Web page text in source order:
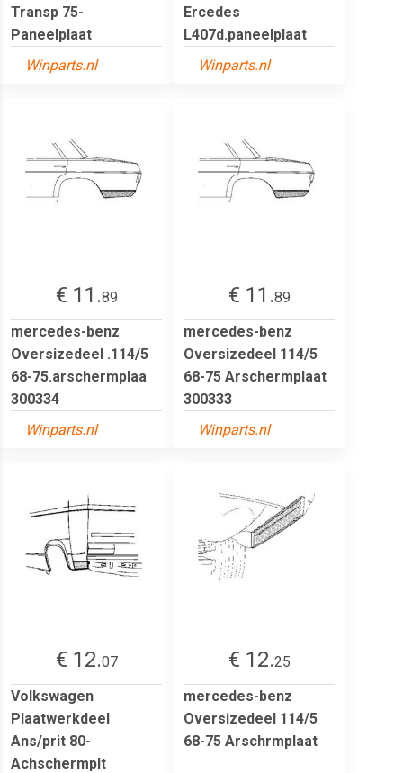
Transp 75-
Paneelplaat
Winparts.nl
Ercedes
L407d.paneelplaat
Winparts.nl
€ 11.89
mercedes-benz
Oversizedeel .114/5
68-75.arschermplaa
300334
Winparts.nl
€ 11.89
mercedes-benz
Oversizedeel 114/5
68-75 Arschermplaat
300333
Winparts.nl
€ 12.07
Volkswagen
Plaatwerkdeel
Ans/prit 80-
Achschermplt
€ 12.25
mercedes-benz
Oversizedeel 114/5
68-75 Arschrmplaat